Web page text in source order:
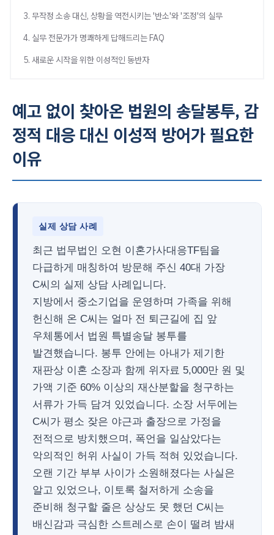
3. 무작정 소송 대신, 상황을 역전시키는 '반소'와 '조정'의 실무
4. 실무 전문가가 명쾌하게 답해드리는 FAQ
5. 새로운 시작을 위한 이성적인 동반자
예고 없이 찾아온 법원의 송달봉투, 감
정적 대응 대신 이성적 방어가 필요한
이유
실제 상담 사례
최근 법무법인 오현 이혼가사대응TF팀을
다급하게 매칭하여 방문해 주신 40대 가장
C씨의 실제 상담 사례입니다.
지방에서 중소기업을 운영하며 가족을 위해
헌신해 온 C씨는 얼마 전 퇴근길에 집 앞
우체통에서 법원 특별송달 봉투를
발견했습니다. 봉투 안에는 아내가 제기한
재판상 이혼 소장과 함께 위자료 5,000만 원 및
가액 기준 60% 이상의 재산분할을 청구하는
서류가 가득 담겨 있었습니다. 소장 서두에는
C씨가 평소 잦은 야근과 출장으로 가정을
전적으로 방치했으며, 폭언을 일삼았다는
악의적인 허위 사실이 가득 적혀 있었습니다.
오랜 기간 부부 사이가 소원해졌다는 사실은
알고 있었으나, 이토록 철저하게 소송을
준비해 청구할 줄은 상상도 못 했던 C씨는
배신감과 극심한 스트레스로 손이 떨려 밤새